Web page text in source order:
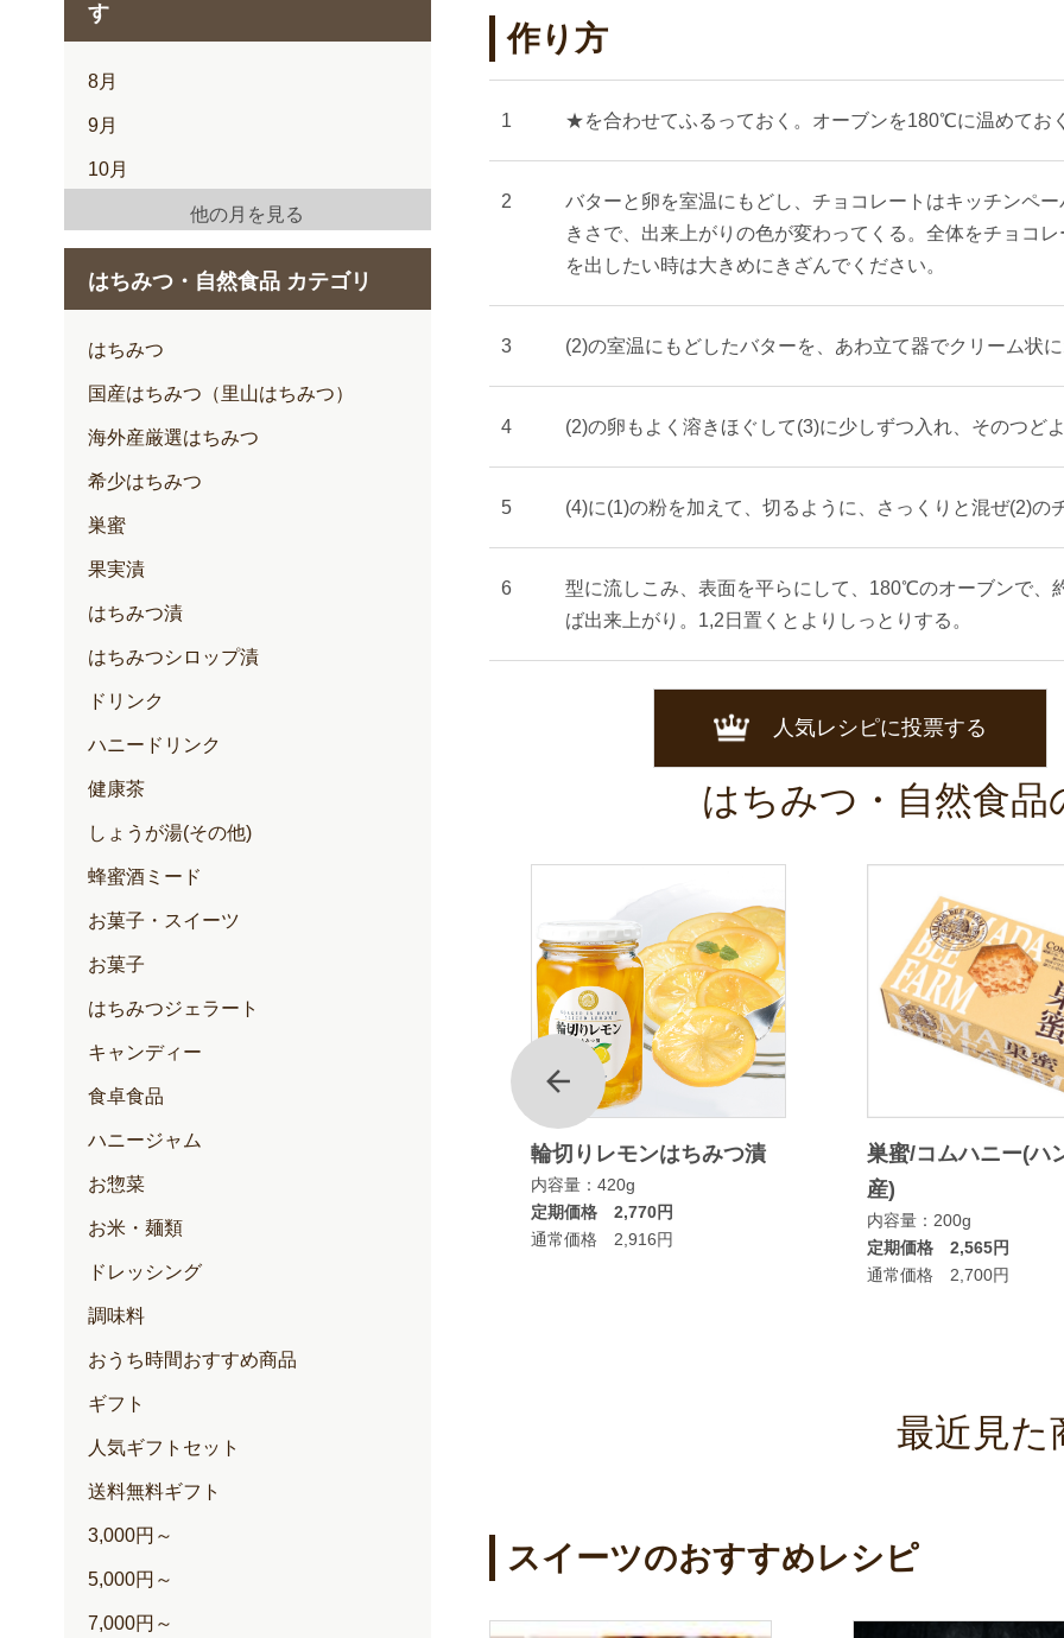
作り方
★を合わせてふるっておく。オーブンを180℃に温めてお
バターと卵を室温にもどし、チョコレートはキッチンペ
きさで、出来上がりの色が変わってくる。全体をチョコ
を出したい時は大きめにきざんでください。
(2)の室温にもどしたバターを、あわ立て器でクリーム状
(2)の卵もよく溶きほぐして(3)に少しずつ入れ、そのつど
(4)に(1)の粉を加えて、切るように、さっくりと混ぜ(2)の
型に流しこみ、表面を平らにして、180℃のオーブンで、
ば出来上がり。1,2日置くとよりしっとりする。
人気レシピに投票する
はちみつ・自然食
前
100+(クリー ゆずハニードリンク 輪切りレモンはちみつ漬
内容量：420g
定期価格 2,770円
通常価格 2,916円
巣蜜/コムハニー(ハ
産)
内容量：200g
定期価格 2,565円
通常価格 2,700円
最近見た
スイーツのおすすめレシピ
す
8月
9月
10月
2月
3月
4月
5月
6月
7月
他の月を見る
はちみつ・自然食品 カテゴリ
はちみつ
国産はちみつ（里山はちみつ）
海外産厳選はちみつ
希少はちみつ
巣蜜
果実漬
はちみつ漬
はちみつシロップ漬
ドリンク
ハニードリンク
健康茶
しょうが湯(その他)
蜂蜜酒ミード
お菓子・スイーツ
お菓子
はちみつジェラート
キャンディー
食卓食品
ハニージャム
お惣菜
お米・麺類
ドレッシング
調味料
おうち時間おすすめ商品
ギフト
人気ギフトセット
送料無料ギフト
3,000円～
5,000円～
7,000円～